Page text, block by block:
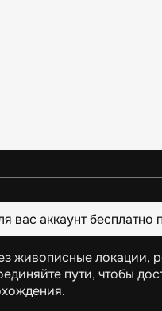
вас аккаунт бесплатно
живописные локации,
пути, чтобы